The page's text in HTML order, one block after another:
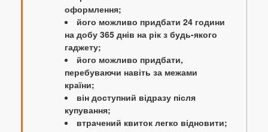
оформлення;
його можливо придбати 24 години
на добу 365 днів на рік з будь-якого
гаджету;
його можливо придбати,
перебуваючи навіть за межами
країни;
він доступний відразу після
купування;
втрачений квиток легко відновити;